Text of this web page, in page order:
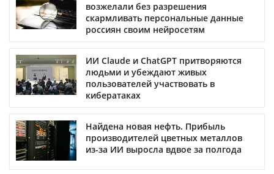
возжелали без разрешения
скармливать персональные данные
россиян своим нейросетям
ИИ Claude и ChatGPT притворяются
людьми и убеждают живых
пользователей участвовать в
кибератаках
Найдена новая нефть. Прибыль
производителей цветных металлов
из-за ИИ выросла вдвое за полгода